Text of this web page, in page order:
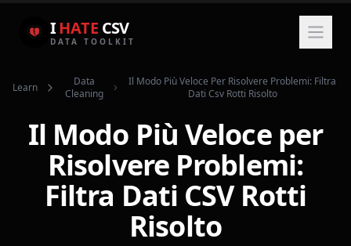
IHATE CSV
DATA TOOLKIT
Learn
Data
Cleaning
Il Modo Più Veloce Per Risolvere Problemi: Filtra
Dati Csv Rotti Risolto
Il Modo Più Veloce per
Risolvere Problemi:
Filtra Dati CSV Rotti
Risolto